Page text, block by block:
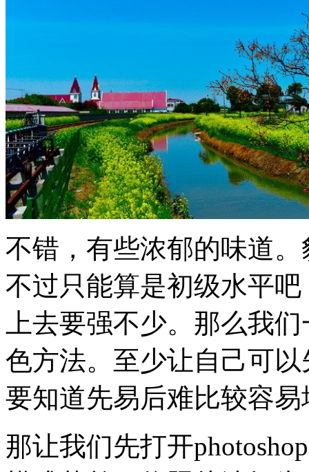
不错，有些浓郁的味道
不过只能算是初级水平
上去要强不少。那么我
色方法。至少让自己可
要知道先易后难比较容
那让我们先打开